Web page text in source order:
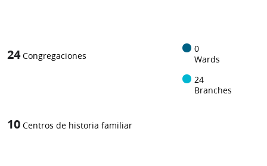
24 Congregaciones
0
Wards
24
Branches
10 Centros de historia familiar